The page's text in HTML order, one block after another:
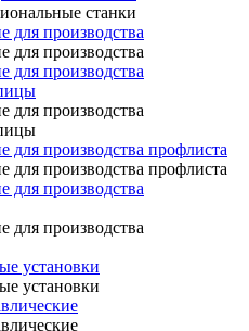
станки
для производства
для производства
для производства
для производства
для производства профлиста
для производства профлиста
для производства
для производства
установки
установки